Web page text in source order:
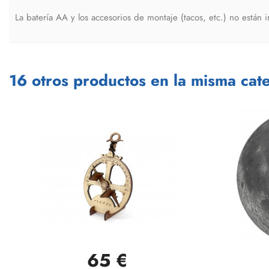
La batería AA y los accesorios de montaje (tacos, etc.) no están
16 otros productos en la misma
Vista rápida
65 €